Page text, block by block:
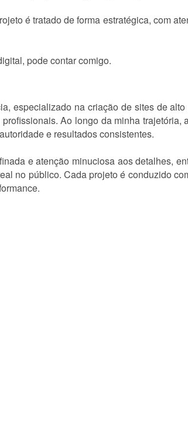
é tratado de forma estratégica, com
pode contar comigo.
especializado na criação de sites de
Ao longo da minha trajetória,
e resultados consistentes.
e atenção minuciosa aos detalhes,
no público. Cada projeto é conduzido